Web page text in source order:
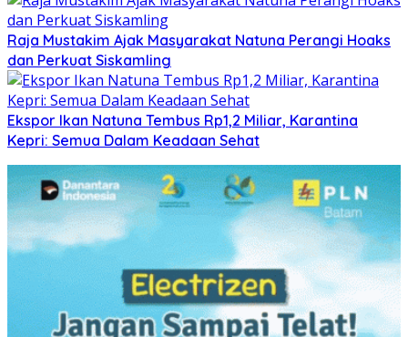
Raja Mustakim Ajak Masyarakat Natuna Perangi Hoaks
dan Perkuat Siskamling
Ekspor Ikan Natuna Tembus Rp1,2 Miliar, Karantina
Kepri: Semua Dalam Keadaan Sehat